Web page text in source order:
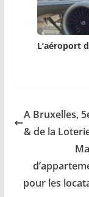
L’aéroport
A Bruxelles,
& de la
pour les